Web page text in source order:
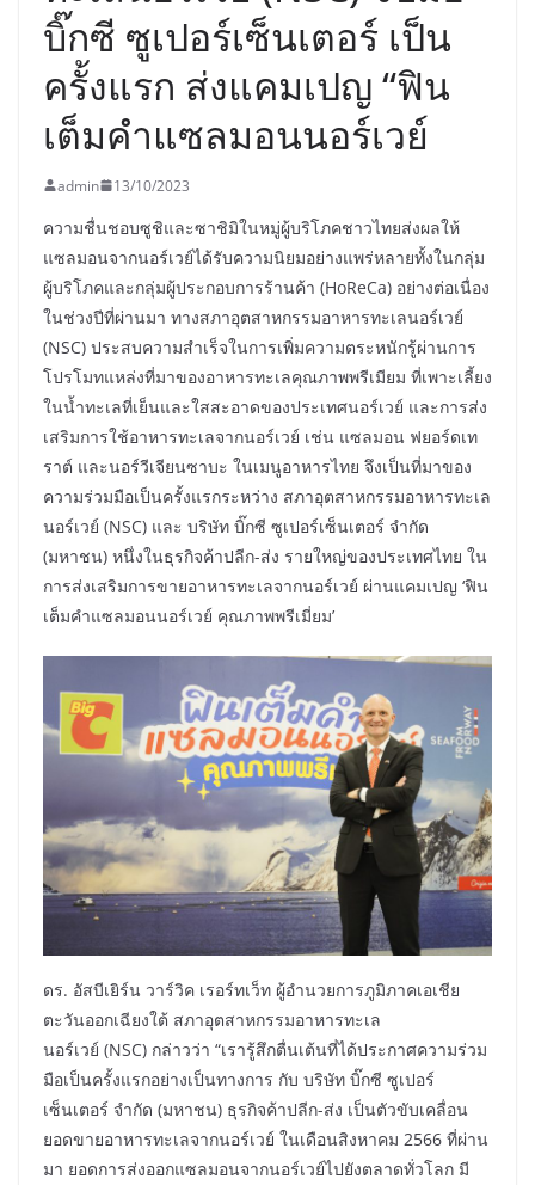
บิ๊กซี ซูเปอร์เซ็นเตอร์ เป็น
ครั้งแรก ส่งแคมเปญ “ฟิน
เต็มคำแซลมอนนอร์เวย์
admin 13/10/2023
ความชื่นชอบซูชิและซาชิมิในหมู่ผู้บริโภคชาวไทยส่งผลให้
แซลมอนจากนอร์เวย์ได้รับความนิยมอย่างแพร่หลายทั้งในกลุ่ม
ผู้บริโภคและกลุ่มผู้ประกอบการร้านค้า (HoReCa) อย่างต่อเนื่อง
ในช่วงปีที่ผ่านมา ทางสภาอุตสาหกรรมอาหารทะเลนอร์เวย์
(NSC) ประสบความสำเร็จในการเพิ่มความตระหนักรู้ผ่านการ
โปรโมทแหล่งที่มาของอาหารทะเลคุณภาพพรีเมียม ที่เพาะเลี้ยง
ในน้ำทะเลที่เย็นและใสสะอาดของประเทศนอร์เวย์ และการส่ง
เสริมการใช้อาหารทะเลจากนอร์เวย์ เช่น แซลมอน ฟยอร์ดเท
ราต์ และนอร์วีเจียนซาบะ ในเมนูอาหารไทย จึงเป็นที่มาของ
ความร่วมมือเป็นครั้งแรกระหว่าง สภาอุตสาหกรรมอาหารทะเล
นอร์เวย์ (NSC) และ บริษัท บิ๊กซี ซูเปอร์เซ็นเตอร์ จำกัด
(มหาชน) หนึ่งในธุรกิจค้าปลีก-ส่ง รายใหญ่ของประเทศไทย ใน
การส่งเสริมการขายอาหารทะเลจากนอร์เวย์ ผ่านแคมเปญ ‘ฟิน
เต็มคำแซลมอนนอร์เวย์ คุณภาพพรีเมี่ยม’
ดร. อัสบีเยิร์น วาร์วิค เรอร์ทเว็ท ผู้อำนวยการภูมิภาคเอเชีย
ตะวันออกเฉียงใต้ สภาอุตสาหกรรมอาหารทะเล
นอร์เวย์ (NSC) กล่าวว่า “เรารู้สึกตื่นเต้นที่ได้ประกาศความร่วม
มือเป็นครั้งแรกอย่างเป็นทางการ กับ บริษัท บิ๊กซี ซูเปอร์
เซ็นเตอร์ จำกัด (มหาชน) ธุรกิจค้าปลีก-ส่ง เป็นตัวขับเคลื่อน
ยอดขายอาหารทะเลจากนอร์เวย์ ในเดือนสิงหาคม 2566 ที่ผ่าน
มา ยอดการส่งออกแซลมอนจากนอร์เวย์ไปยังตลาดทั่วโลก มี